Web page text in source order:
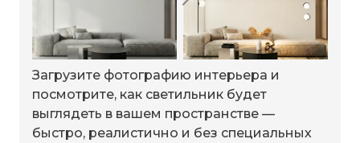
Загрузите фотографию интерьера и
посмотрите, как светильник будет
выглядеть в вашем пространстве —
быстро, реалистично и без специальных